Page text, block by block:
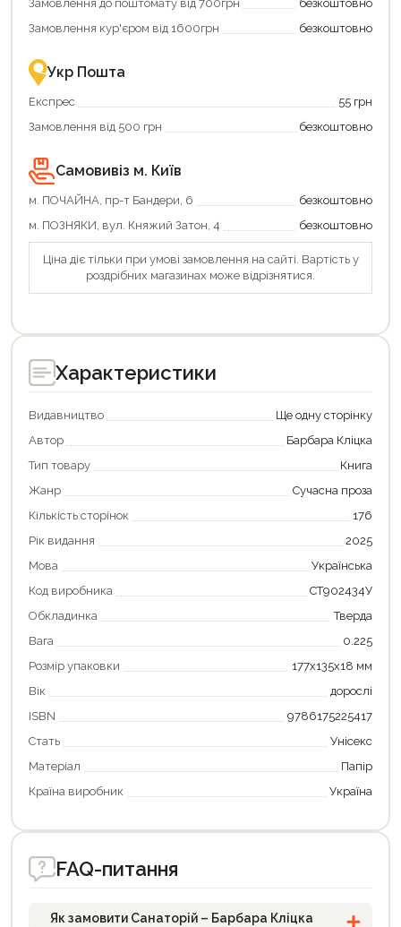
картою
єКнига
–
зручно
та
вигідно!
Економте
більше
разом
державною
підтримкою!
Замовлення до поштомату від 700грн
безкоштовно
Замовлення кур'єром від 1600грн
безкоштовно
Укр Пошта
Експрес
55 грн
Замовлення від 500 грн
безкоштовно
Самовивіз м. Київ
м. ПОЧАЙНА, пр-т Бандери, 6
безкоштовно
м. ПОЗНЯКИ, вул. Княжий Затон, 4
безкоштовно
Ціна діє тільки при умові замовлення на сайті. Вартість у
роздрібних магазинах може відрізнятися.
Характеристики
Видавництво
Ще одну сторінку
Автор
Барбара Кліцка
Тип товару
Книга
Жанр
Сучасна проза
Кількість сторінок
176
Рік видання
2025
Мова
Українська
Код виробника
СТ902434У
Обкладинка
Тверда
Вага
0.225
Розмір упаковки
177x135x18 мм
Вік
дорослі
ISBN
9786175225417
Стать
Унісекс
Матеріал
Папір
Країна виробник
Україна
FAQ-питання
Як замовити Санаторій – Барбара Кліцка
Продовжити покупки